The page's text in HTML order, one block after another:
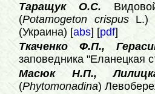
Таращук О.С.
(Potamogeton crispus L.)
(Украина) [abs] [pdf]
Ткаченко Ф.П.,
заповедника "Еланецкая
Масюк Н.П.,
(Phytomonadina)